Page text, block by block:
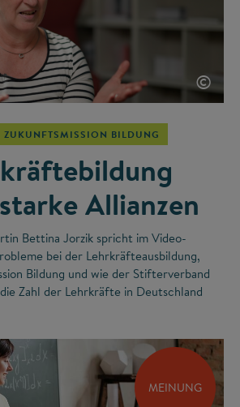
©
ZUKUNFTSMISSION BILDUNG
Allianzen
Bettina Jorzik spricht im Video-
bei der Lehrkräfteausbildung,
Bildung und wie der Stifterverband
Zahl der Lehrkräfte in Deutschland
MEINUNG